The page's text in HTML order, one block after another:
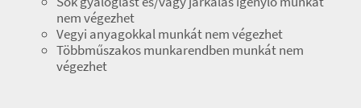
nem végezhet
Vegyi anyagokkal munkát nem végezhet
Többműszakos munkarendben munkát nem
végezhet